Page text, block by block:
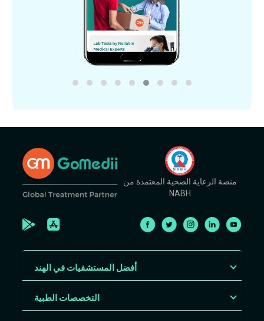
منصة الرعاية الصحية المعتمدة من
NABH
أفضل المستشفيات في الهند
التخصصات الطبية